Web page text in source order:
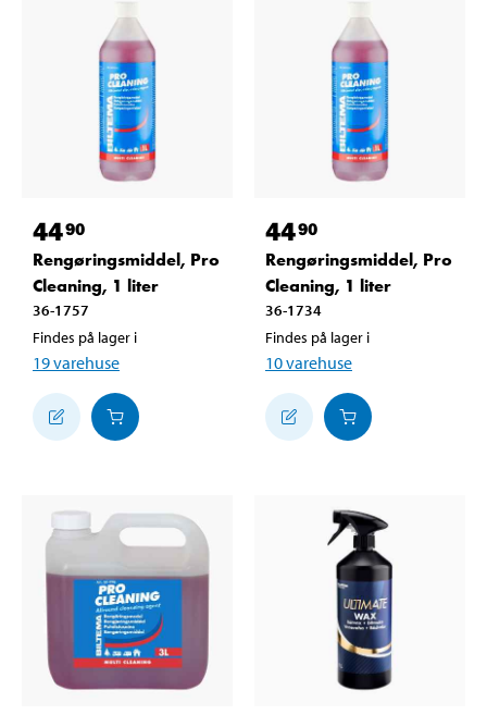
4490
Rengøringsmiddel, Pro
Cleaning, 1 liter
36-1757
Findes på lager i
19varehuse
4490
Rengøringsmiddel, Pro
Cleaning, 1 liter
36-1734
Findes på lager i
10varehuse